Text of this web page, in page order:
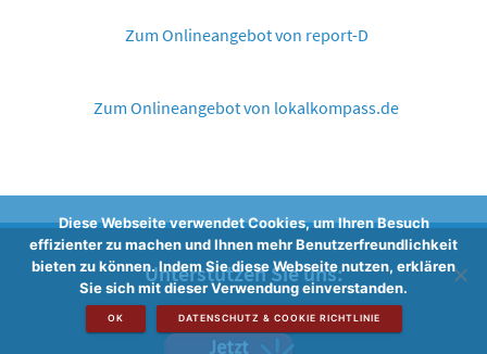
Zum Onlineangebot von report-D
Zum Onlineangebot von lokalkompass.de
Unterstützen Sie uns:
Diese Webseite verwendet Cookies, um Ihren Besuch
effizienter zu machen und Ihnen mehr Benutzerfreundlichkeit
bieten zu können. Indem Sie diese Webseite nutzen, erklären
Sie sich mit dieser Verwendung einverstanden.
OK DATENSCHUTZ & COOKIE RICHTLINIE